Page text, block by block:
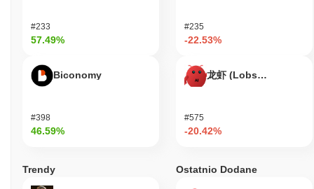
#233
57.49%
Biconomy
#398
46.59%
#235
-22.53%
龙虾 (Lobster)
#575
-20.42%
Trendy Ostatnio Dodane